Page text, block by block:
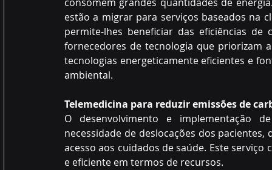
estão a migrar para serviços baseados na
permite-lhes beneficiar das eficiências
fornecedores de tecnologia que priorizam
tecnologias energeticamente eficientes e
ambiental.
Telemedicina para reduzir emissões de
O desenvolvimento e implementação
necessidade de deslocações dos
acesso aos cuidados de saúde. Este
e eficiente em termos de recursos.